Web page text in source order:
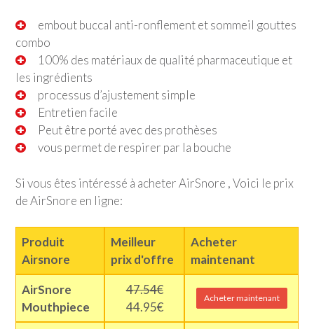
embout buccal anti-ronflement et sommeil gouttes
combo
100% des matériaux de qualité pharmaceutique et
les ingrédients
processus d’ajustement simple
Entretien facile
Peut être porté avec des prothèses
vous permet de respirer par la bouche
Si vous êtes intéressé à acheter AirSnore , Voici le prix
de AirSnore en ligne:
Produit
Airsnore
Meilleur
prix d'offre
Acheter
maintenant
AirSnore
Mouthpiece
47.54€
44.95€
Acheter maintenant